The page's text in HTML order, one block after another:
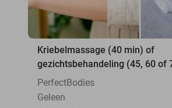
Kriebelmassage (40 min) of
gezichtsbehandeling (45, 60 of
PerfectBodies
Geleen